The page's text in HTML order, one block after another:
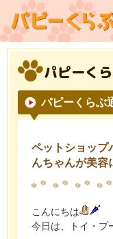
パピーく
パピーくらぶ
ペットショップ
んちゃんが美容
こんにちは
今日は、トイ・プ